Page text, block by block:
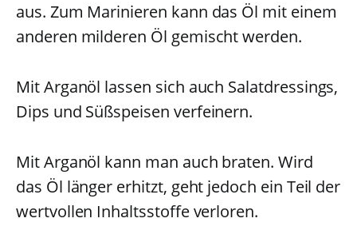
aus. Zum Marinieren kann das Öl mit einem
anderen milderen Öl gemischt werden.
Mit Arganöl lassen sich auch Salatdressings,
Dips und Süßspeisen verfeinern.
Mit Arganöl kann man auch braten. Wird
das Öl länger erhitzt, geht jedoch ein Teil der
wertvollen Inhaltsstoffe verloren.